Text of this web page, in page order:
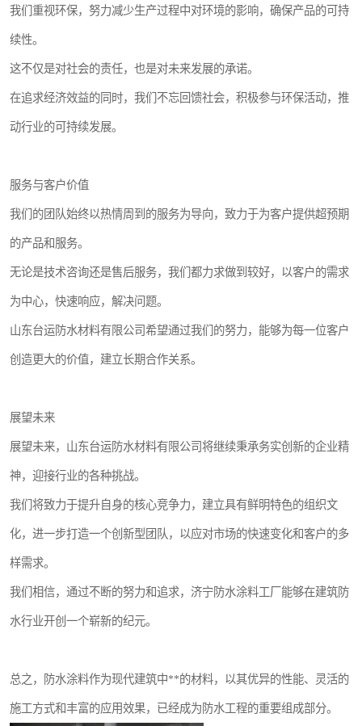
我们重视环保，努力减少生产过程中对环境的影响，确保产品的可持
续性。
这不仅是对社会的责任，也是对未来发展的承诺。
在追求经济效益的同时，我们不忘回馈社会，积极参与环保活动，推
动行业的可持续发展。
服务与客户价值
我们的团队始终以热情周到的服务为导向，致力于为客户提供超预期
的产品和服务。
无论是技术咨询还是售后服务，我们都力求做到较好，以客户的需求
为中心，快速响应，解决问题。
山东台运防水材料有限公司希望通过我们的努力，能够为每一位客户
创造更大的价值，建立长期合作关系。
展望未来
展望未来，山东台运防水材料有限公司将继续秉承务实创新的企业精
神，迎接行业的各种挑战。
我们将致力于提升自身的核心竞争力，建立具有鲜明特色的组织文
化，进一步打造一个创新型团队，以应对市场的快速变化和客户的多
样需求。
我们相信，通过不断的努力和追求，济宁防水涂料工厂能够在建筑防
水行业开创一个崭新的纪元。
总之，防水涂料作为现代建筑中**的材料，以其优异的性能、灵活的
施工方式和丰富的应用效果，已经成为防水工程的重要组成部分。